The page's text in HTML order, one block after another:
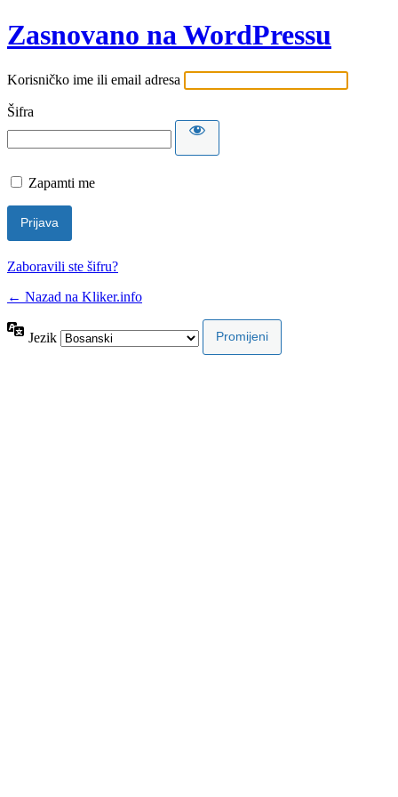
Zasnovano na WordPressu
Korisničko ime ili email adresa
Šifra
Zapamti me
Zaboravili ste šifru?
← Nazad na Kliker.info
Jezik